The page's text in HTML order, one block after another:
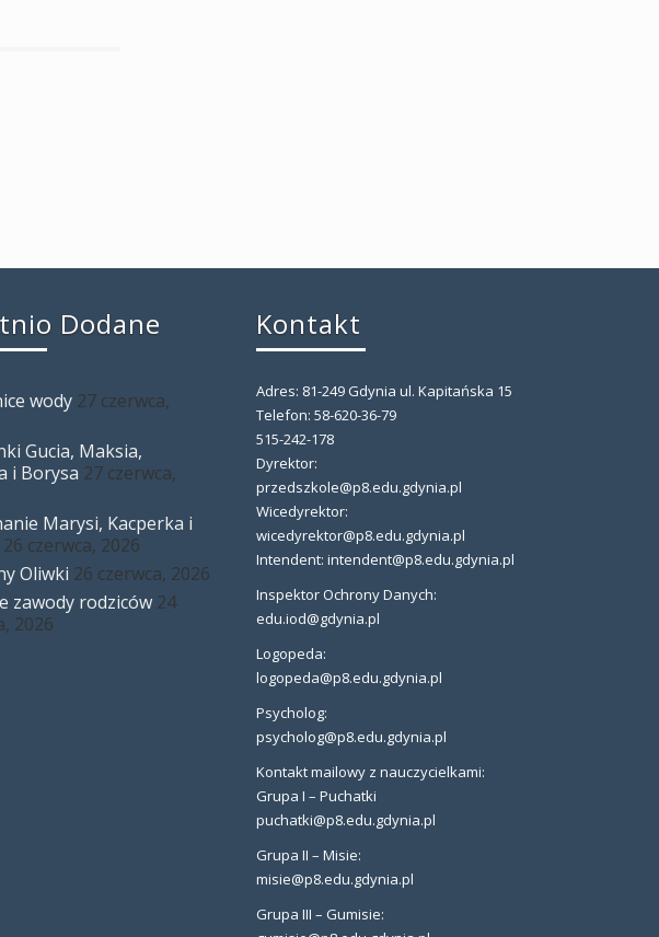
Dodane
wody 27 czerwca,
Gucia, Maksia,
i Borysa 27 czerwca,
Marysi, Kacperka i
26 czerwca, 2026
Oliwki 26 czerwca, 2026
zawody rodziców 24
2026
Kontakt
Adres: 81-249 Gdynia ul. Kapitańska 15
Telefon: 58-620-36-79
515-242-178
Dyrektor:
przedszkole@p8.edu.gdynia.pl
Wicedyrektor:
wicedyrektor@p8.edu.gdynia.pl
Intendent: intendent@p8.edu.gdynia.pl
Inspektor Ochrony Danych:
edu.iod@gdynia.pl
Logopeda:
logopeda@p8.edu.gdynia.pl
Psycholog:
psycholog@p8.edu.gdynia.pl
Kontakt mailowy z nauczycielkami:
Grupa I – Puchatki
puchatki@p8.edu.gdynia.pl
Grupa II – Misie:
misie@p8.edu.gdynia.pl
Grupa III – Gumisie: